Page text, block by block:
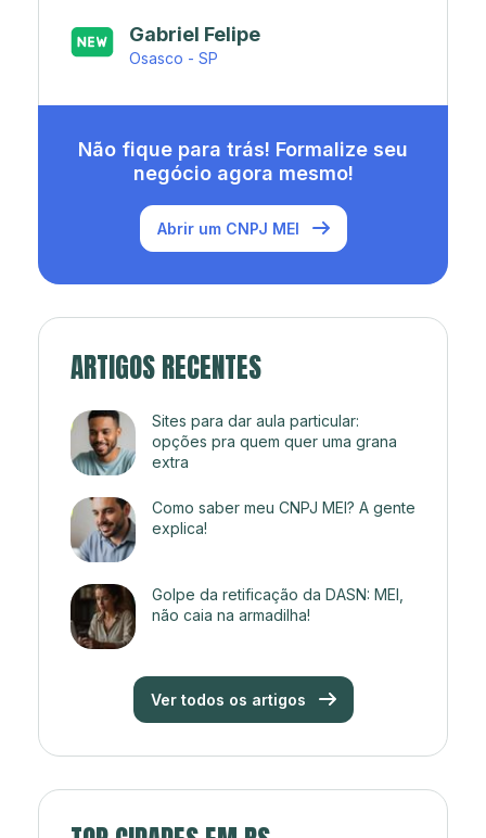
Japa’s açaí e sorveteria
Rio de Janeiro - RJ
Não fique para trás! Formalize seu
negócio agora mesmo!
Abrir um CNPJ MEI
ARTIGOS RECENTES
Sites para dar aula particular:
opções pra quem quer uma grana
extra
Como saber meu CNPJ MEI? A gente
explica!
Golpe da retificação da DASN: MEI,
não caia na armadilha!
Ver todos os artigos